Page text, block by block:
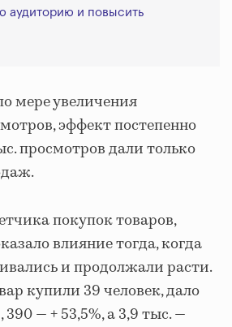
аудиторию и повысить
мере увеличения
эффект постепенно
просмотров дали только
покупок товаров,
влияние тогда, когда
и продолжали расти.
купили 39 человек, дало
― + 53,5%, а 3,9 тыс. ―